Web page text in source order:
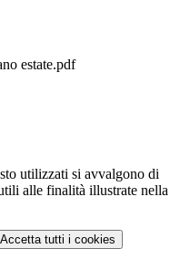
estate.pdf
utilizzati si avvalgono di
alle finalità illustrate nella
Accetta tutti i cookies